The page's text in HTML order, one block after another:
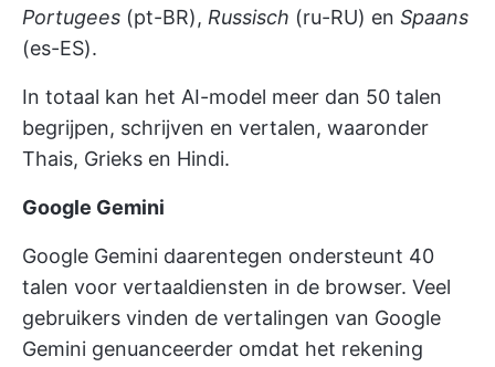
Portugees (pt-BR), Russisch (ru-RU) en Spaans
(es-ES).
In totaal kan het AI-model meer dan 50 talen
begrijpen, schrijven en vertalen, waaronder
Thais, Grieks en Hindi.
Google Gemini
Google Gemini daarentegen ondersteunt 40
talen voor vertaaldiensten in de browser. Veel
gebruikers vinden de vertalingen van Google
Gemini genuanceerder omdat het rekening